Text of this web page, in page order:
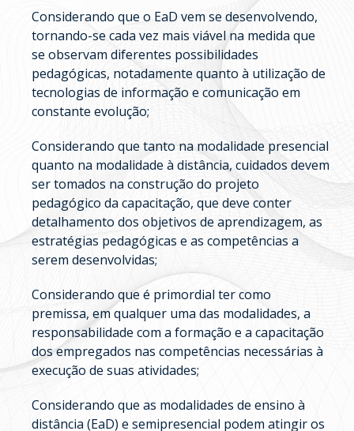
Considerando que o EaD vem se desenvolvendo,
tornando-se cada vez mais viável na medida que
se observam diferentes possibilidades
pedagógicas, notadamente quanto à utilização de
tecnologias de informação e comunicação em
constante evolução;
Considerando que tanto na modalidade presencial
quanto na modalidade à distância, cuidados devem
ser tomados na construção do projeto
pedagógico da capacitação, que deve conter
detalhamento dos objetivos de aprendizagem, as
estratégias pedagógicas e as competências a
serem desenvolvidas;
Considerando que é primordial ter como
premissa, em qualquer uma das modalidades, a
responsabilidade com a formação e a capacitação
dos empregados nas competências necessárias à
execução de suas atividades;
Considerando que as modalidades de ensino à
distância (EaD) e semipresencial podem atingir os